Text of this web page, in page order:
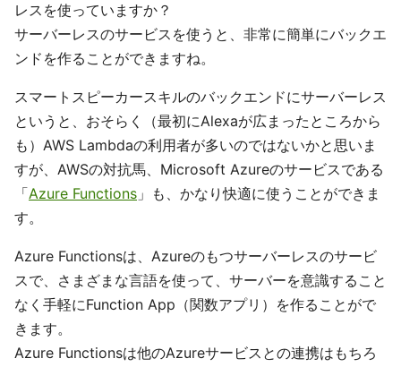
レスを使っていますか？
サーバーレスのサービスを使うと、非常に簡単にバックエ
ンドを作ることができますね。
スマートスピーカースキルのバックエンドにサーバーレス
というと、おそらく（最初にAlexaが広まったところから
も）AWS Lambdaの利用者が多いのではないかと思いま
すが、AWSの対抗馬、Microsoft Azureのサービスである
「Azure Functions 」も、かなり快適に使うことができま
す。
Azure Functionsは、Azureのもつサーバーレスのサービ
スで、さまざまな言語を使って、サーバーを意識すること
なく手軽にFunction App（関数アプリ）を作ることがで
きます。
Azure Functionsは他のAzureサービスとの連携はもちろ